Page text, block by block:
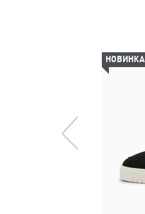
НОВИНКА